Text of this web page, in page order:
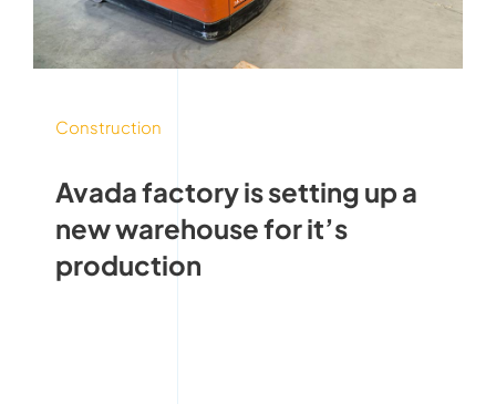
Construction
Avada factory is setting up a
new warehouse for it’s
production